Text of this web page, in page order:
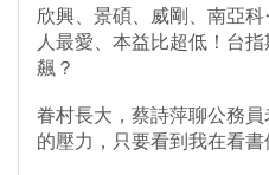
欣興、景碩、威剛、南亞
人最愛、本益比超低！台
飆？
眷村長大，蔡詩萍聊公務
的壓力，只要看到我在看